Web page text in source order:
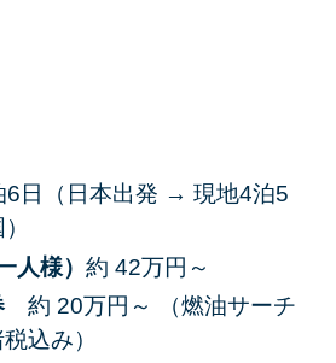
6日（日本出発 → 現地4泊5
人様） 約 42万円～
約 20万円～ （燃油サーチ
込み）